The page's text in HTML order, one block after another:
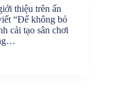
thiệu trên ấn
“Để không bỏ
cải tạo sân chơi